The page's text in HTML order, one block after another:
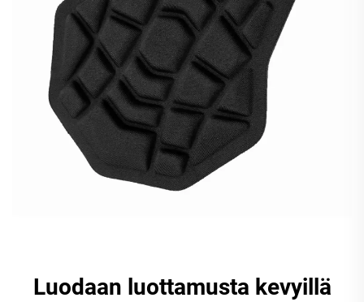
Luodaan luottamusta kevyillä